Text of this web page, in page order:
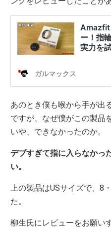
あのとき僕も喉から手が出
ですが、なぜ僕がこの製品
いや、できなかったのか。
デブすぎて指に入らなかっ
い。
上の製品はUSサイズで、8
た。
柳生氏にレビューをお願い